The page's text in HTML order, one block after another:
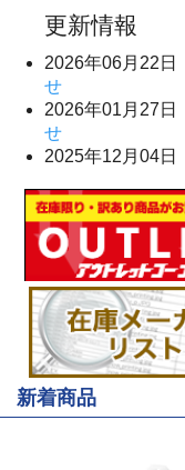
更新情報
2026年06月22日
せ
2026年01月27日
せ
2025年12月04日
新着商品